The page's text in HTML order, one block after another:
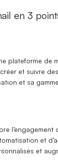
maximal
complet
Midjourney
en 3
plateforme
créeret suivre
et sa
et
et